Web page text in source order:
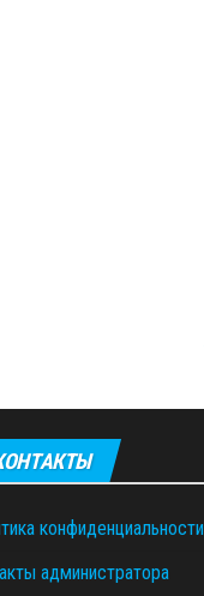
конфиденциальности
администратора